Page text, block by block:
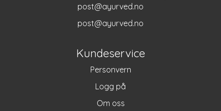
post@ayurved.no
post@ayurved.no
Kundeservice
Personvern
Logg på
Om oss